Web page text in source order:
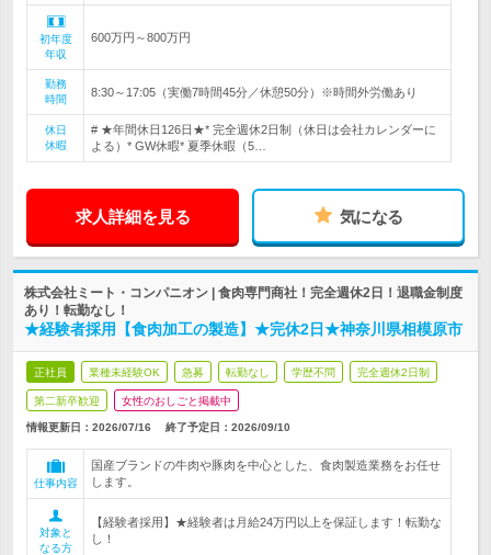
初年度
年収
600万円～800万円
勤務
時間
8:30～17:05（実働7時間45分／休憩50分）※時間外労働あり
休日
休暇
# ★年間休日126日★* 完全週休2日制（休日は会社カレンダーに
よる）* GW休暇* 夏季休暇（5…
求人詳細を見る 気になる
株式会社ミート・コンパニオン | 食肉専門商社！完全週休2日！退職金制度
あり！転勤なし！
★経験者採用【食肉加工の製造】★完休2日★神奈川県相模原市
正社員 業種未経験OK 急募 転勤なし 学歴不問 完全週休2日制
第二新卒歓迎 女性のおしごと掲載中
情報更新日：2026/07/16 終了予定日： 2026/09/10
仕事内容
国産ブランドの牛肉や豚肉を中心とした、食肉製造業務をお任せ
します。
対象と
なる方
【経験者採用】★経験者は月給24万円以上を保証します！転勤な
し！